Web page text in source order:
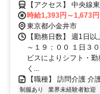
【アクセス】 中央線
歩5分 ■住 所 東京都 小金井市 東町4-18-5三義ビル３F302号室 ■アク
セス 中央線東小金井
時給1,393円～1,673円
東京都小金井市
【勤務日数】 週1日
～１９：００ １日３
ビスによりシフト・
く...
【職種】 訪問介護 介
制服あり 業界未経験者歓迎